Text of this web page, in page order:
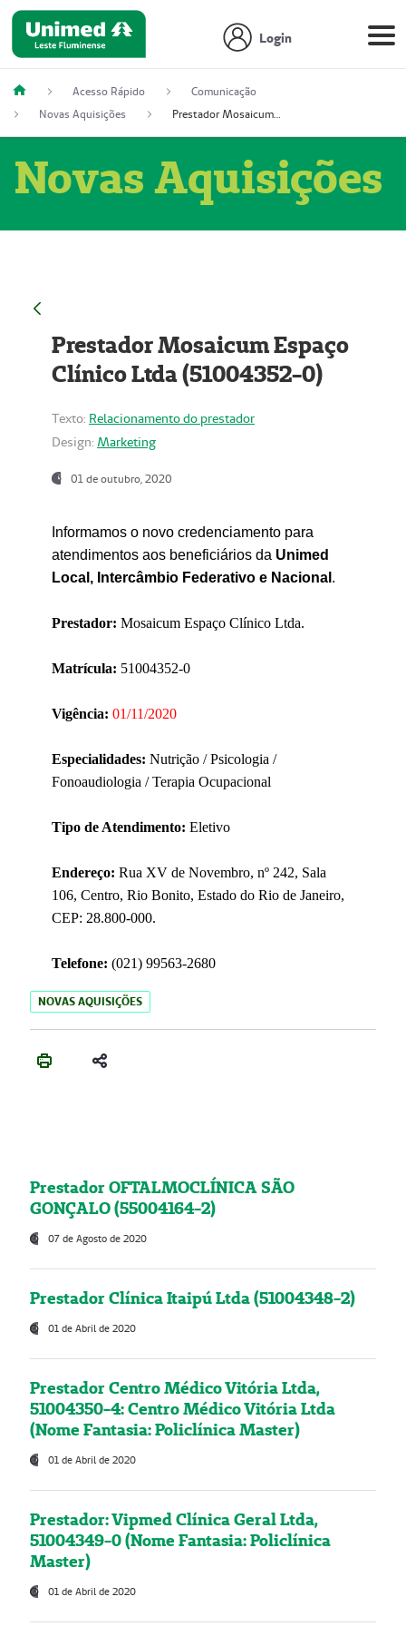
Login
Acesso Rápido
Comunicação
Novas Aquisições
Prestador Mosaicum Espaço Clínico Ltda (51004352-0)
Novas Aquisições
Prestador Mosaicum Espaço
Clínico Ltda (51004352-0)
Texto: Relacionamento do prestador
Design: Marketing
01 de outubro, 2020
Informamos o novo credenciamento para
atendimentos aos beneficiários da Unimed
Local, Intercâmbio Federativo e Nacional .
Prestador: Mosaicum Espaço Clínico Ltda.
Matrícula: 51004352-0
Vigência: 01/11/2020
Especialidades: Nutrição / Psicologia /
Fonoaudiologia / Terapia Ocupacional
Tipo de Atendimento: Eletivo
Endereço: Rua XV de Novembro, nº 242, Sala
106, Centro, Rio Bonito, Estado do Rio de Janeiro,
CEP: 28.800-000.
Telefone: (021) 99563-2680
NOVAS AQUISIÇÕES
Prestador OFTALMOCLÍNICA SÃO
GONÇALO (55004164-2)
07 de Agosto de 2020
Prestador Clínica Itaipú Ltda (51004348-2)
01 de Abril de 2020
Prestador Centro Médico Vitória Ltda,
51004350-4: Centro Médico Vitória Ltda
(Nome Fantasia: Policlínica Master)
01 de Abril de 2020
Prestador: Vipmed Clínica Geral Ltda,
51004349-0 (Nome Fantasia: Policlínica
Master)
01 de Abril de 2020